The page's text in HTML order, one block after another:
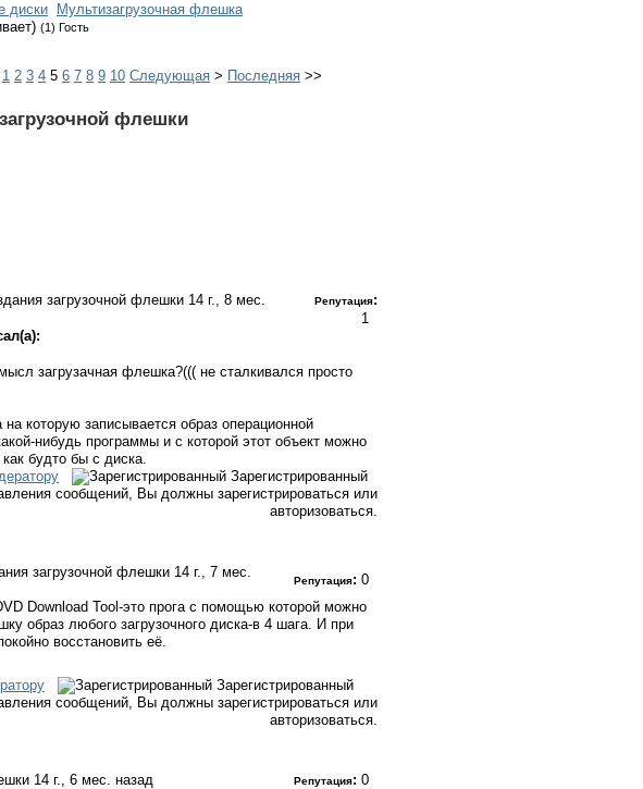
диски
Мультизагрузочная флешка
(1) Гость
1 2 3 4 5 6 7 8 9 10 Следующая > Последняя >>
флешки
загрузочной флешки 14 г., 8 мес.
Репутация:
1
загрузачная флешка?((( не сталкивался просто
которую записывается образ операционной
нибудь программы и с которой этот объект можно
будто бы с диска.
Зарегистрированный
сообщений, Вы должны зарегистрироваться или
авторизоваться.
загрузочной флешки 14 г., 7 мес.
Репутация: 0
Download Tool-это прога с помощью которой можно
образ любого загрузочного диска-в 4 шага. И при
восстановить её.
Зарегистрированный
сообщений, Вы должны зарегистрироваться или
авторизоваться.
14 г., 6 мес. назад Репутация: 0